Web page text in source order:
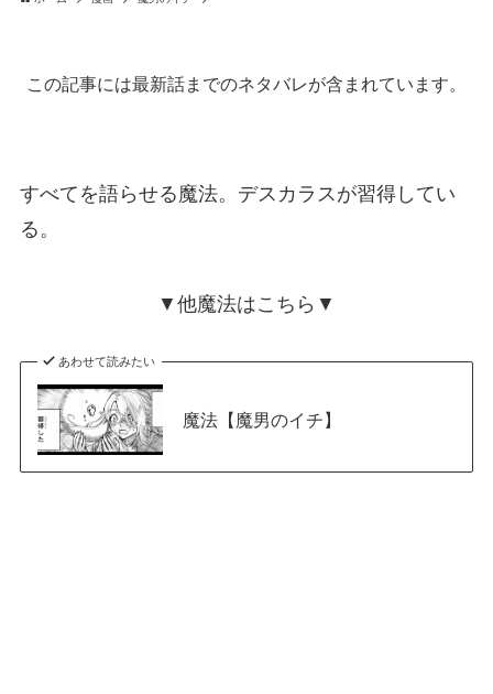
この記事には最新話までのネタバレが含まれています。
すべてを語らせる魔法。デスカラスが習得してい
る。
▼他魔法はこちら▼
あわせて読みたい
魔法【魔男のイチ】